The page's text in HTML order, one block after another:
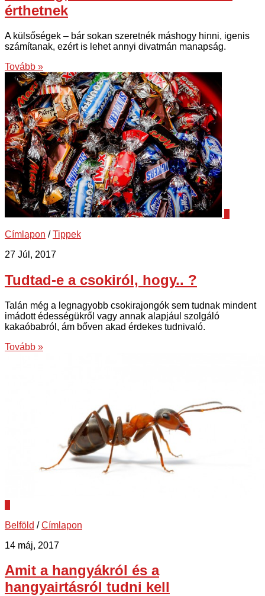
érthetnek
A külsőségek – bár sokan szeretnék máshogy hinni, igenis
számítanak, ezért is lehet annyi divatmán manapság.
Tovább »
Címlapon /Tippek
27 Júl, 2017
Tudtad-e a csokiról, hogy.. ?
Talán még a legnagyobb csokirajongók sem tudnak mindent
imádott édességükről vagy annak alapjául szolgáló
kakaóbabról, ám bőven akad érdekes tudnivaló.
Tovább »
Belföld /Címlapon
14 máj, 2017
Amit a hangyákról és a
hangyairtásról tudni kell